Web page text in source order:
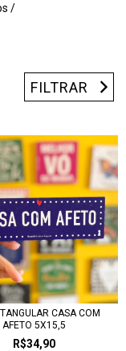
/
FILTRAR
CASA COM
AFETO 5X15,5
R$34,90